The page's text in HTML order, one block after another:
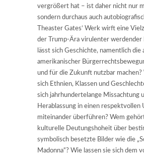
vergrößert hat – ist daher nicht nur
sondern durchaus auch
Theaster Gates‘ Werk wirft eine
der Trump-Ära virulenter werdender
lässt sich Geschichte, namentlich die
amerikanischer
und für die Zukunft nutzbar
sich Ethnien, Klassen und
sich jahrhundertelange Missachtung
Herablassung in einen respektvollen
miteinander überführen? Wem
kulturelle Deutungshoheit über
symbolisch besetzte Bilder wie die
Madonna“? Wie lassen sie sich dem